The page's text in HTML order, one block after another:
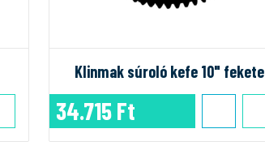
Klinmak súroló kefe 10" fekete
34.715 Ft